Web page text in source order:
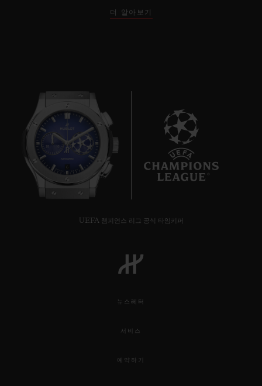
더 알아보기
UEFA 챔피언스 리그 공식 타임키퍼
뉴스레터
서비스
예약하기